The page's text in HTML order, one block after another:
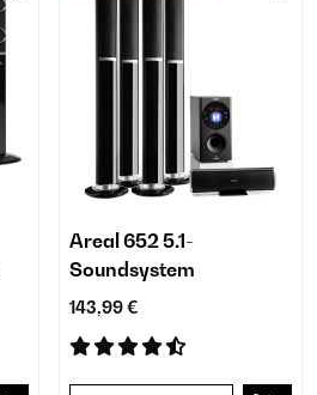
Areal 652 5.1-
Soundsystem
143,99 €